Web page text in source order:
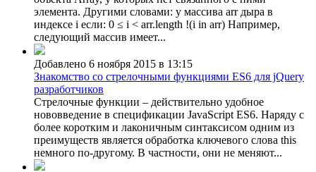
элемента. Другими словами: у массива arr дыра в
индексе i если: 0 ≤ i < arr.length !(i in arr) Например,
следующий массив имеет...
Добавлено 6 ноября 2015 в 13:15
Знакомство со стрелочными функциями ES6 для jQuery
разработчиков
Стрелочные функции – действительно удобное
нововведение в спецификации JavaScript ES6. Наряду с
более коротким и лаконичным синтаксисом одним из
преимуществ является обработка ключевого слова this
немного по-другому. В частности, они не меняют...